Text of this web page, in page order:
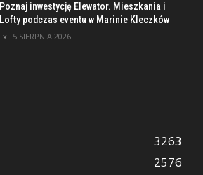
Poznaj inwestycję Elewator. Mieszkania i
Lofty podczas eventu w Marinie Kleczków
5 SIERPNIA 2026
3263
2576